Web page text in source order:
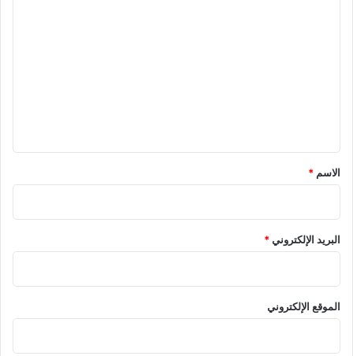
*
الاسم *
البريد الإلكتروني*
الموقع الإلكتروني